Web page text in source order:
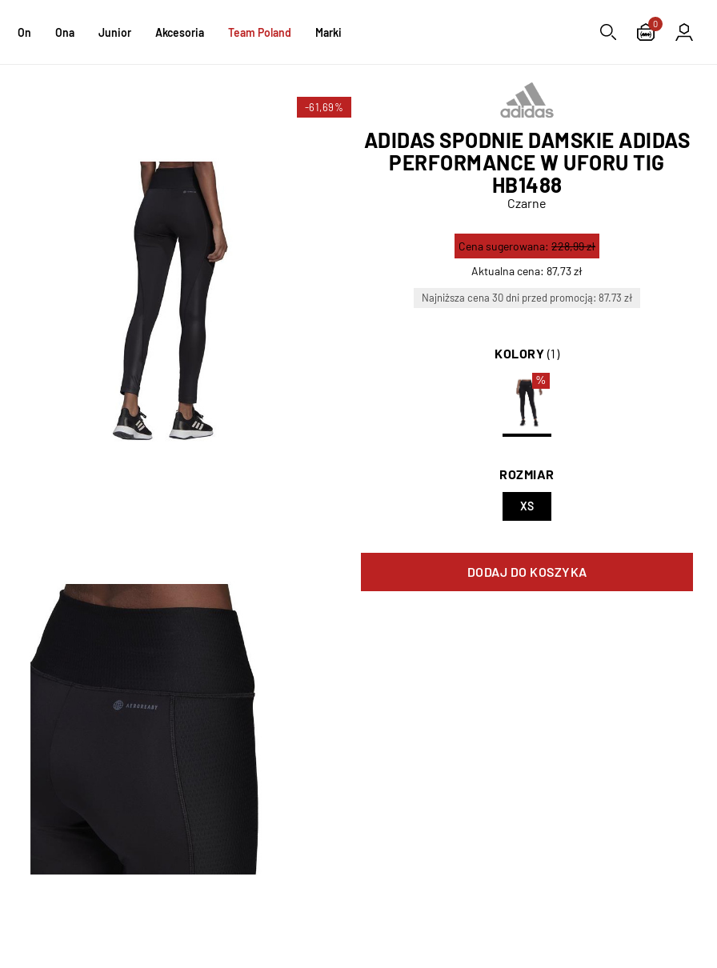
On Ona Junior Akcesoria Team Poland Marki
0
-61,69%
ADIDAS SPODNIE DAMSKIE ADIDAS
PERFORMANCE W UFORU TIG
HB1488
Czarne
Aktualna cena:87,73 zł
Cena sugerowana:228,99 zł
Najniższa cena 30 dni przed promocją: 87.73 zł
KOLORY (1)
%
ROZMIAR
XS
DODAJ DO KOSZYKA